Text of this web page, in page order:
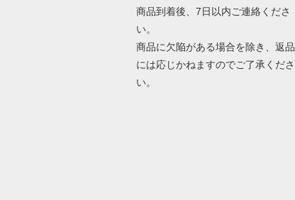
商品到着後、7日以内ご連絡くださ
い。
商品に欠陥がある場合を除き、返品
には応じかねますのでご了承くださ
い。